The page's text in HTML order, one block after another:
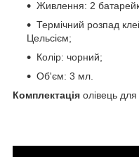
Живлення: 2
Термічний розпад
Цельсієм;
Колір: чорний;
Об'єм: 3 мл.
Комплектація олівець для